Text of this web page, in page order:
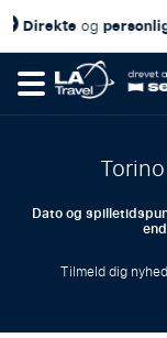
Dato og
Tilmeld dig